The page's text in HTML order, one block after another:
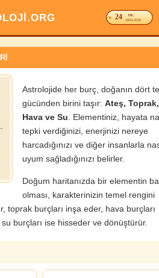
24 . YIL
2003-2026
Astrolojide her burç, doğanın dört
gücünden birini taşır: Ateş, Toprak,
Hava ve Su . Elementiniz, hayata
tepki verdiğinizi, enerjinizi nereye
harcadığınızı ve diğer insanlarla
uyum sağladığınızı belirler.
Doğum haritanızda bir elementin
olması, karakterinizin temel rengini
toprak burçları inşa eder, hava burçları
burçları ise hisseder ve dönüştürür.